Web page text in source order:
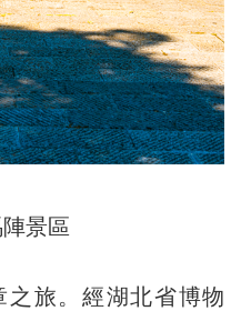
景區
旅。經湖北省博物